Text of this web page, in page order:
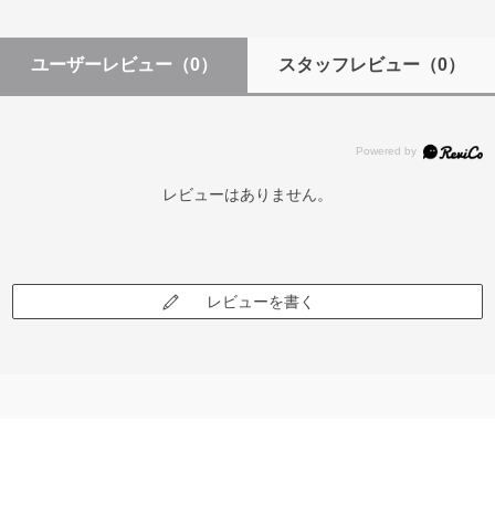
ユーザーレビュー （0） スタッフレビュー（0）
レビューはありません。
レビューを書く